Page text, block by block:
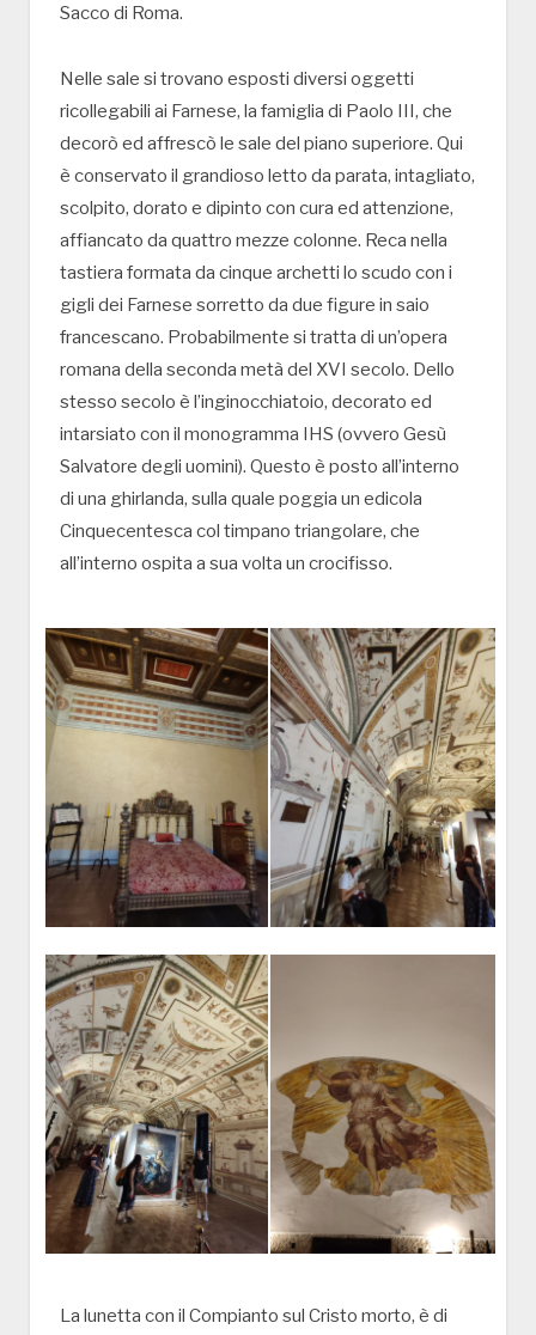
Sacco di Roma.
Nelle sale si trovano esposti diversi oggetti
ricollegabili ai Farnese, la famiglia di Paolo III, che
decorò ed affrescò le sale del piano superiore. Qui
è conservato il grandioso letto da parata, intagliato,
scolpito, dorato e dipinto con cura ed attenzione,
affiancato da quattro mezze colonne. Reca nella
tastiera formata da cinque archetti lo scudo con i
gigli dei Farnese sorretto da due figure in saio
francescano. Probabilmente si tratta di un’opera
romana della seconda metà del XVI secolo. Dello
stesso secolo è l’inginocchiatoio, decorato ed
intarsiato con il monogramma IHS (ovvero Gesù
Salvatore degli uomini). Questo è posto all’interno
di una ghirlanda, sulla quale poggia un edicola
Cinquecentesca col timpano triangolare, che
all’interno ospita a sua volta un crocifisso.
La lunetta con il Compianto sul Cristo morto, è di